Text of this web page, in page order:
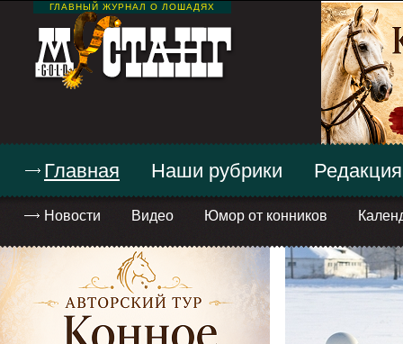
ГЛАВНЫЙ ЖУРНАЛ О ЛОШАДЯХ
Главная
Новости Видео Юмор от конников
Наши рубрики Редакция